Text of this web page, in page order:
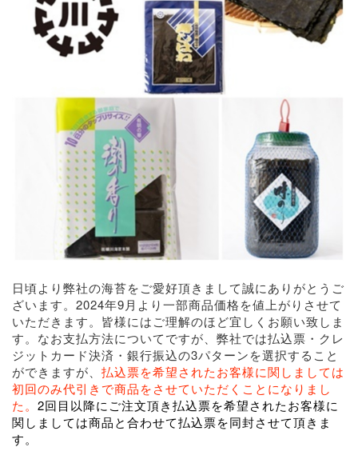
日頃より弊社の海苔をご愛好頂きまして誠にありがとうご
ざいます。2024年9月より一部商品価格を値上がりさせて
いただきます。皆様にはご理解のほど宜しくお願い致しま
す。なお支払方法についてですが、弊社では払込票・クレ
ジットカード決済・銀行振込の3パターンを選択すること
ができますが、 払込票を希望されたお客様に関しましては
初回のみ代引きで商品をさせていただくことになりまし
た。 2回目以降にご注文頂き払込票を希望されたお客様に
関しましては商品と合わせて払込票を同封させて頂きま
す。